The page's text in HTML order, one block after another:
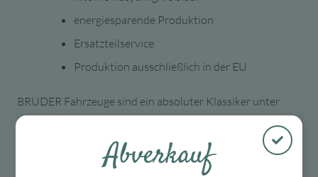
energiesparende Produktion
Ersatzteilservice
Produktion ausschließlich in der EU
BRUDER Fahrzeuge sind ein absoluter Klassiker unter
den Spielzeugen!
Abverkauf